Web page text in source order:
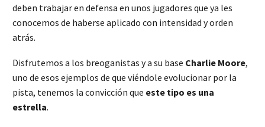
deben trabajar en defensa en unos jugadores que ya les
conocemos de haberse aplicado con intensidad y orden
atrás.
Disfrutemos a los breoganistas y a su base Charlie Moore,
uno de esos ejemplos de que viéndole evolucionar por la
pista, tenemos la convicción que este tipo es una
estrella.